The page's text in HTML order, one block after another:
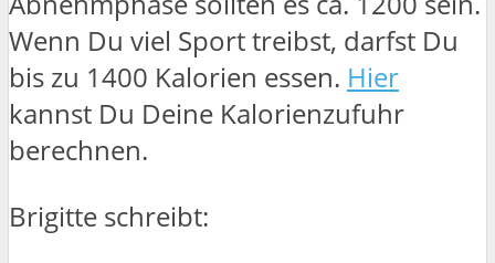
Wenn Du viel Sport treibst, darfst Du
bis zu 1400 Kalorien essen. Hier
kannst Du Deine Kalorienzufuhr
berechnen.
Brigitte schreibt: